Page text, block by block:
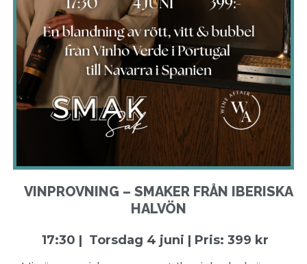
VINPROVNING – SMAKER FRÅN IBERISKA
HALVÖN
17:30 | Torsdag 4 juni | Pris: 399 kr